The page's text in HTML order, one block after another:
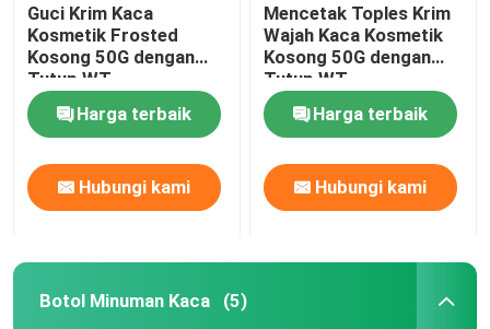
Guci Krim Kaca
Kosmetik Frosted
Kosong 50G dengan
Tutup WT
Harga terbaik
Hubungi kami
Mencetak Toples Krim
Wajah Kaca Kosmetik
Kosong 50G dengan
Tutup WT
Harga terbaik
Hubungi kami
Botol Minuman Kaca (5)